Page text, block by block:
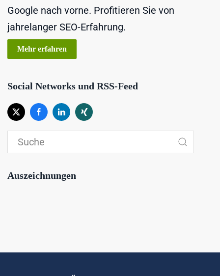
Google nach vorne. Profitieren Sie von
jahrelanger SEO-Erfahrung.
Mehr erfahren
Social Networks und RSS-Feed
Auszeichnungen